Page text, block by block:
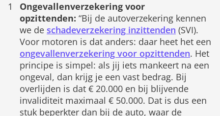
Ongevallenverzekering voor
opzittenden: “Bij de autoverzekering kennen
we de schadeverzekering inzittenden (SVI).
Voor motoren is dat anders: daar heet het een
ongevallenverzekering voor opzittenden. Het
principe is simpel: als jij iets mankeert na een
ongeval, dan krijg je een vast bedrag. Bij
overlijden is dat € 20.000 en bij blijvende
invaliditeit maximaal € 50.000. Dat is dus een
stuk beperkter dan bij de auto, waar de